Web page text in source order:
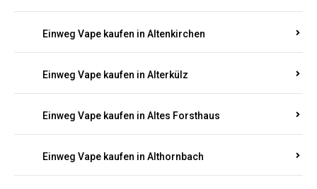
Einweg Vape kaufen in Altenkirchen
Einweg Vape kaufen in Alterkülz
Einweg Vape kaufen in Altes Forsthaus
Einweg Vape kaufen in Althornbach